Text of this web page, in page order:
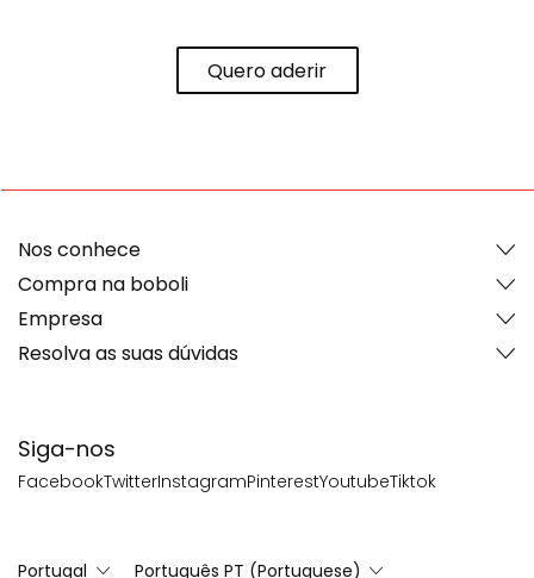
Quero aderir
Siga-nos
FacebookTwitterInstagramPinterestYoutubeTiktok
Nos conhece
Compra na boboli
Empresa
Resolva as suas dúvidas
Portugal Português PT (Portuguese)